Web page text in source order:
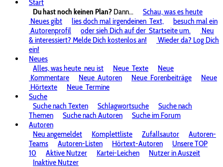
Start
Du hast noch keinen Plan? Dann...
Schau, was es heute
Neues gibt
lies doch mal irgendeinen Text,
besuch mal ein
Autorenprofil
oder sieh Dich auf der Startseite um.
Neu
& interessiert? Melde Dich kostenlos an!
Wieder da? Log Dich
ein!
Neues
Alles, was heute neu ist Neue Texte
Neue
Kommentare
Neue Autoren Neue Forenbeiträge
Neue
Hörtexte
Neue Termine
Suche
Suche nach Texten
Schlagwortsuche
Suche nach
Themen
Suche nach Autoren
Suche im Forum
Autoren
Neu angemeldet
Komplettliste Zufallsautor
Autoren-
Teams
Autoren-Listen Hörtext-Autoren
Unsere TOP
10
Aktive Nutzer Kartei-Leichen
Nutzer in Auszeit
Inaktive Nutzer